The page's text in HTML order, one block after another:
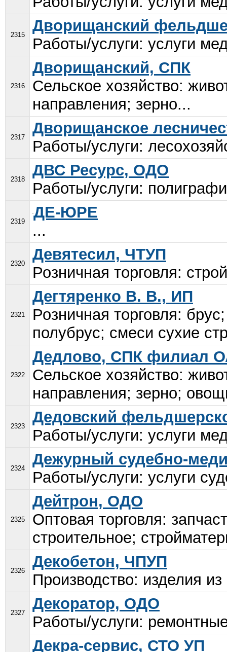
2315
Дворищанский
Работы/услуги: услуги
2316
Дворищанский, СПК
Сельское хозяйство:
направления; зерно...
2317
Дворищанское
Работы/услуги:
2318
ДВС Ресурс, ОДО
Работы/услуги:
2319
ДЕ-ЮРЕ
...
2320
Девятесил, ЧТУП
Розничная торговля:
2321
Дегтяренко В. В., ИП
Розничная торговля:
полубрус; смеси сухие
2322
Дедлово, СПК филиал
Сельское хозяйство:
направления; зерно;
2323
Дедовский
Работы/услуги: услуги
2324
Дежурный судебно-
Работы/услуги: услуги
2325
Дейтрон, ОДО
Оптовая торговля:
строительное;
2326
Декобетон, ЧПУП
Производство: изделия
2327
Декоратор, ОДО
Работы/услуги:
Декра-сервис, СТО УП